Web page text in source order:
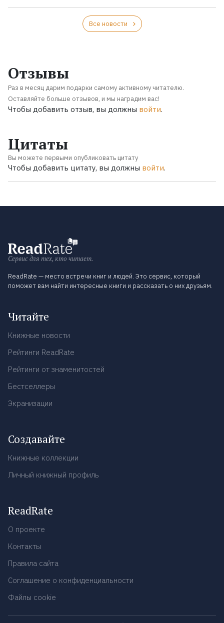
Все новости
Отзывы
Раз в месяц дарим подарки самому активному читателю.
Оставляйте больше отзывов, и мы наградим вас!
Чтобы добавить отзыв, вы должны войти.
Цитаты
Вы можете первыми опубликовать цитату
Чтобы добавить цитату, вы должны войти.
Сервис для тех, кто читает.
ReadRate — место встречи книг и людей. Это сервис, который
поможет вам найти интересные книги и рассказать о них друзьям.
Читайте
Книжные новости
Рейтинги ReadRate
Рейтинги от знаменитостей
Бестселлеры
Экранизации
Создавайте
Книжные коллекции
Личный книжный профиль
ReadRate
О проекте
Контакты
Правила сайта
Соглашение о конфиденциальности
Файлы cookie